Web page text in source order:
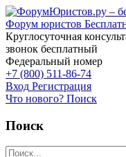
Форум юристов
Круглосуточная
звонок бесплатный
Федеральный номер
+7 (800) 511-86-74
Вход Регистрация
Что нового? Поиск
Поиск